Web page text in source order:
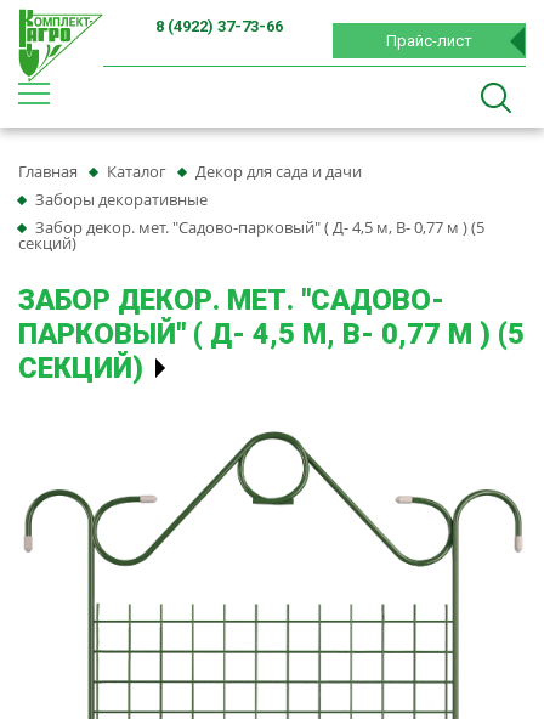
Прайс-лист
8 (4922) 37-73-66
Главная Каталог
Декор для сада и дачи
Заборы декоративные
Забор декор. мет. "Садово-парковый" ( Д- 4,5 м, В- 0,77 м ) (5
секций)
ЗАБОР ДЕКОР. МЕТ. "САДОВО-
ПАРКОВЫЙ" ( Д- 4,5 М, В- 0,77 М ) (5
СЕКЦИЙ)